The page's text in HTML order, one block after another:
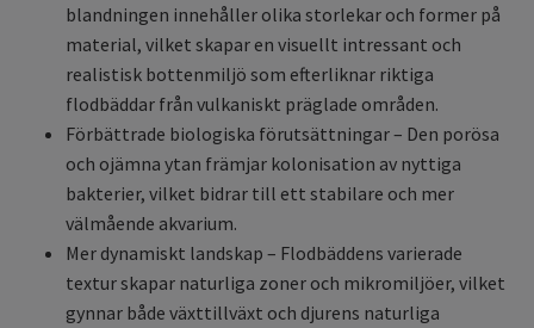
blandningen innehåller olika storlekar och former på
material, vilket skapar en visuellt intressant och
realistisk bottenmiljö som efterliknar riktiga
flodbäddar från vulkaniskt präglade områden.
Förbättrade biologiska förutsättningar – Den porösa
och ojämna ytan främjar kolonisation av nyttiga
bakterier, vilket bidrar till ett stabilare och mer
välmående akvarium.
Mer dynamiskt landskap – Flodbäddens varierade
textur skapar naturliga zoner och mikromiljöer, vilket
gynnar både växttillväxt och djurens naturliga